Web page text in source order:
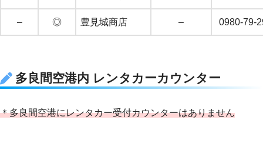
– ◎ 豊見城商店 – 0980-79-
多良間空港内 レンタカーカウンター
＊多良間空港にレンタカー受付カウンターはありません